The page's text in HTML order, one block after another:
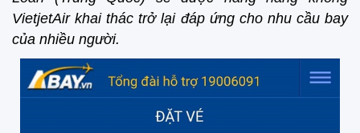
VietjetAir khai thác trở lại đáp ứng cho nhu cầu bay
của nhiều người.